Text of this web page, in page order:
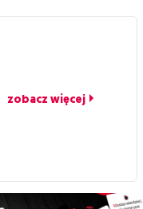
zobacz więcej